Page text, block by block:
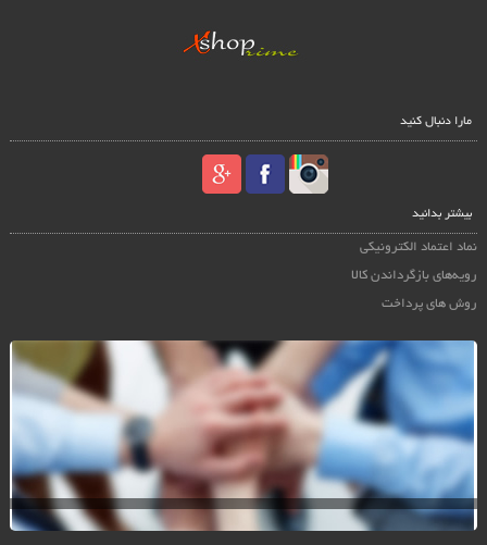
مارا دنبال کنید
بیشتر بدانید
نماد اعتماد الکترونیکی
رویه‌های بازگرداندن کالا
روش های پرداخت